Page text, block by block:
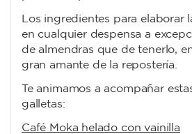
Los ingredientes para elaborar
en cualquier despensa a
de almendras que de tenerlo,
gran amante de la repostería.
Te animamos a acompañar
galletas:
Café Moka helado con vainilla